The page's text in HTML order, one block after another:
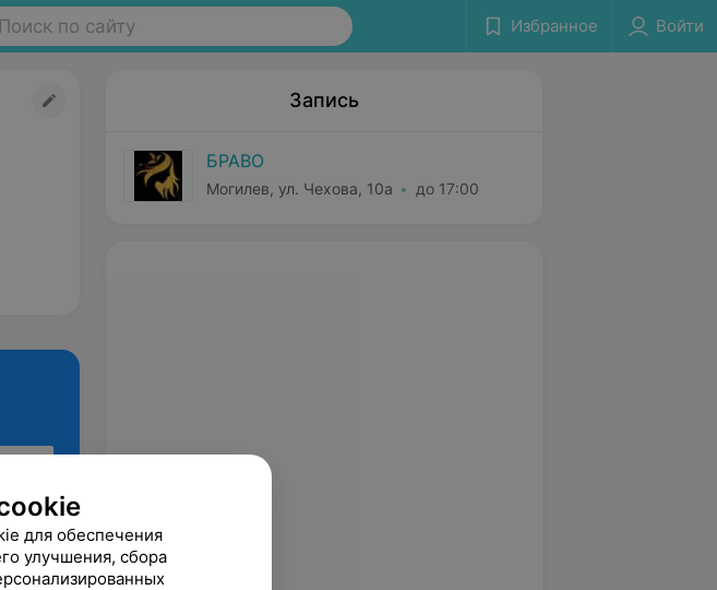
Поиск по сайту Избранное Войти
Запись
БРАВО
Могилев, ул. Чехова, 10а до 17:00
для обеспечения
улучшения, сбора